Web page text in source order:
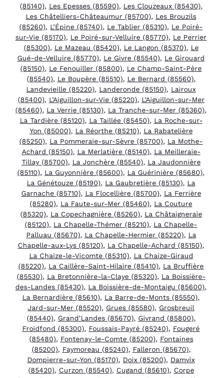
(85140), Les Epesses (85590), Les Clouzeaux (85430),
Les Châtelliers-Châteaumur (85700), Les Brouzils
(85260), L’Épine (85740), Le Tablier (85310), Le Poiré-
sur-Vie (85170), Le Poiré-sur-Velluire (85770), Le Perrier
(85300), Le Mazeau (85420), Le Langon (85370), Le
Gué-de-Velluire (85770), Le Givre (85540), Le Girouard
(85150), Le Fenouiller (85800), Le Champ-Saint-Père
(85540), Le Boupère (85510), Le Bernard (85560),
Landevieille (85220), Landeronde (85150), Lairoux
(85400), L’Aiguillon-sur-Vie (85220), L’Aiguillon-sur-Mer
(85460), La Verrie (85130), La Tranche-sur-Mer (85360),
La Tardière (85120), La Taillée (85450), La Roche-sur-
Yon (85000), La Réorthe (85210), La Rabatelière
(85250), La Pommeraie-sur-Sèvre (85700), La Mothe-
Achard (85150), La Merlatière (85140), La Meilleraie-
Tillay (85700), La Jonchère (85540), La Jaudonnière
(85110), La Guyonnière (85600), La Guérinière (85680),
La Génétouze (85190), La Gaubretière (85130), La
Garnache (85710), La Flocellière (85700), La Ferrière
(85280), La Faute-sur-Mer (85460), La Couture
(85320), La Copechagnière (85260), La Châtaigneraie
(85120), La Chapelle-Thémer (85210), La Chapelle-
Palluau (85670), La Chapelle-Hermier (85220), La
Chapelle-aux-Lys (85120), La Chapelle-Achard (85150),
La Chaize-le-Vicomte (85310), La Chaize-Giraud
(85220), La Caillère-Saint-Hilaire (85410), La Bruffière
(85530), La Bretonnière-la-Claye (85320), La Boissière-
des-Landes (85430), La Boissière-de-Montaigu (85600),
La Bernardière (85610), La Barre-de-Monts (85550),
Jard-sur-Mer (85520), Grues (85580), Grosbreuil
(85440), Grand’Landes (85670), Givrand (85800),
Froidfond (85300), Foussais-Payré (85240), Fougeré
(85480), Fontenay-le-Comte (85200), Fontaines
(85200), Faymoreau (85240), Falleron (85670),
Dompierre-sur-Yon (85170), Doix (85200), Damvix
(85420), Curzon (85540), Cugand (85610), Corpe